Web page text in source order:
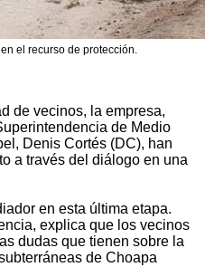
el recurso de protección.
de vecinos, la empresa,
de Medio
Denis Cortés (DC), han
a través del diálogo en una
en esta última etapa.
explica que los vecinos
dudas que tienen sobre la
de Choapa